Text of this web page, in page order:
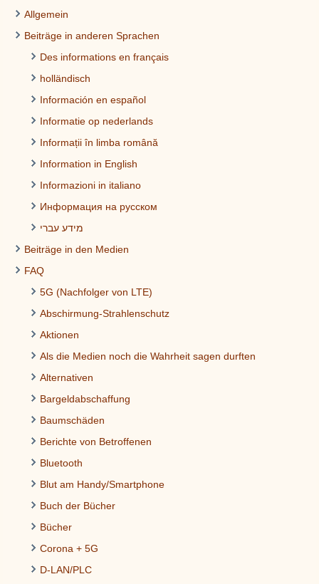
Allgemein
Beiträge in anderen Sprachen
Des informations en français
holländisch
Información en español
Informatie op nederlands
Informații în limba română
Information in English
Informazioni in italiano
Информация на русском
מידע עברי
Beiträge in den Medien
FAQ
5G (Nachfolger von LTE)
Abschirmung-Strahlenschutz
Aktionen
Als die Medien noch die Wahrheit sagen durften
Alternativen
Bargeldabschaffung
Baumschäden
Berichte von Betroffenen
Bluetooth
Blut am Handy/Smartphone
Buch der Bücher
Bücher
Corona + 5G
D-LAN/PLC